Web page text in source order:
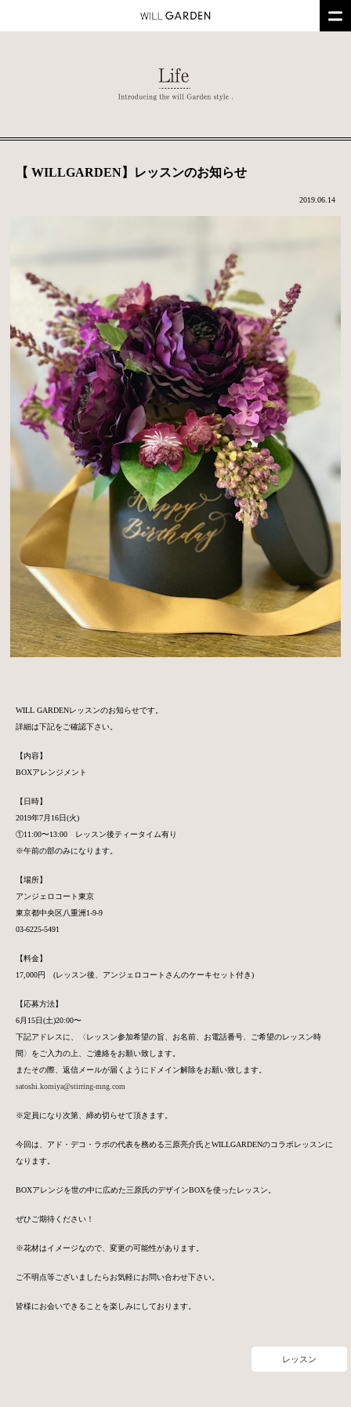
【 WILLGARDEN】レッスンのお知らせ
2019.06.14
WILL GARDENレッスンのお知らせです。
詳細は下記をご確認下さい。
【内容】
BOXアレンジメント
【日時】
2019年7月16日(火)
①11:00〜13:00 レッスン後ティータイム有り
※午前の部のみになります。
【場所】
アンジェロコート東京
東京都中央区八重洲1-9-9
03-6225-5491
【料金】
17,000円 (レッスン後、アンジェロコートさんのケーキセット付き)
【応募方法】
6月15日(土)20:00〜
下記アドレスに、〈レッスン参加希望の旨、お名前、お電話番号、
ご希望のレッスン時
間〉をご入力の上、ご連絡をお願い致します。
またその際、返信メールが届くようにドメイン解除をお願い致します。
satoshi.komiya@stirring-mng.com
※定員になり次第、締め切らせて頂きます。
今回は、アド・デコ・ラボの代表を務める三原亮介氏とWILLGARDENのコラボレッスンに
なります。
BOXアレンジを世の中に広めた三原氏のデザインBOXを使ったレッスン。
ぜひご期待ください！
※花材はイメージなので、変更の可能性があります。
ご不明点等ございましたらお気軽にお問い合わせ下さい。
皆様にお会いできることを楽しみにしております。
レッスン